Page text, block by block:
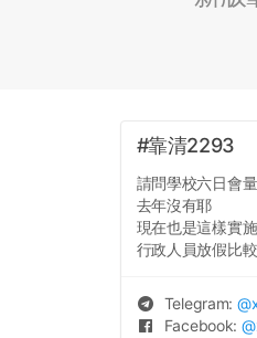
#靠清2293
請問學校六日會
去年沒有耶
現在也是這樣實
行政人員放假比
Telegram: @
Facebook: @